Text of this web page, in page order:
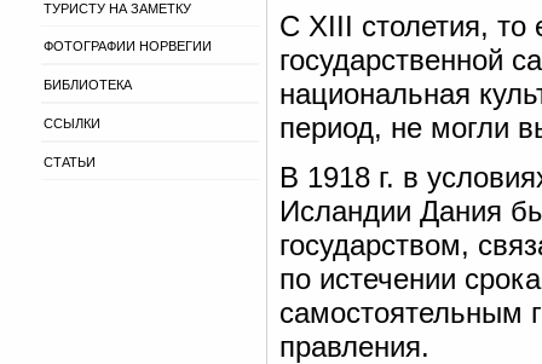
ТУРИСТУ НА ЗАМЕТКУ
ФОТОГРАФИИ НОРВЕГИИ
БИБЛИОТЕКА
ССЫЛКИ
СТАТЬИ
С XIII столетия, то
государственной
национальная
период, не могли
В 1918 г. в
Исландии Дания
государством,
по истечении
самостоятельным
правления.